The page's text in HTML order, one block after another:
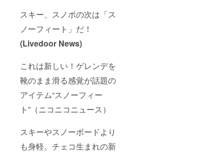
スキー、スノボの次は「ス
ノーフィート」だ！
(Livedoor News)
これは新しい！ゲレンデを
靴のまま滑る感覚が話題の
アイテム“スノーフィー
ト”（ニコニコニュース）
スキーやスノーボードより
も身軽。チェコ生まれの新